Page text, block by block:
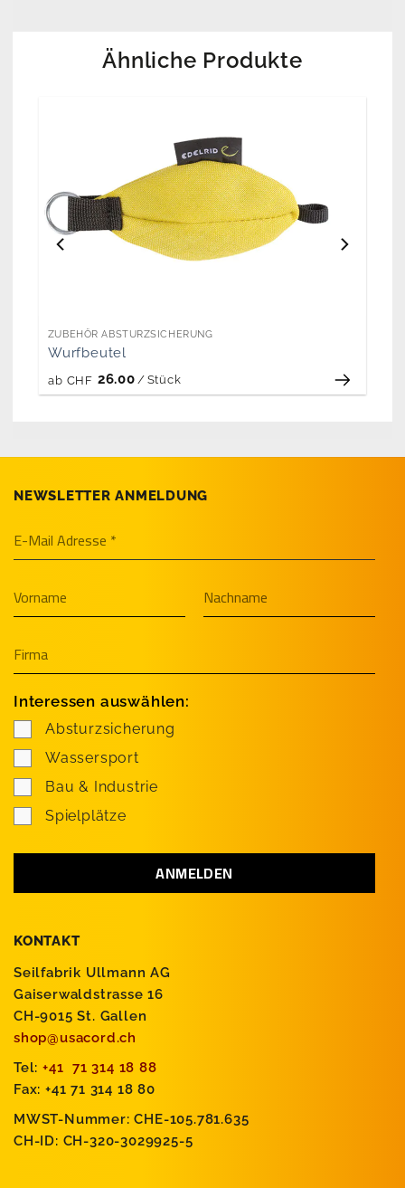
Ähnliche Produkte
ZUBEHÖR ABSTURZSICHERUNG
Wurfbeutel
ab CHF 26.00 / Stück
KONTAKT
Seilfabrik Ullmann AG
Gaiserwaldstrasse 16
CH-9015 St. Gallen
shop@usacord.ch
Tel: +41 71 314 18 88
Fax: +41 71 314 18 80
MWST-Nummer: CHE-105.781.635
CH-ID: CH-320-3029925-5
NEWSLETTER ANMELDUNG
Interessen auswählen:
Absturzsicherung
Wassersport
Bau & Industrie
Spielplätze